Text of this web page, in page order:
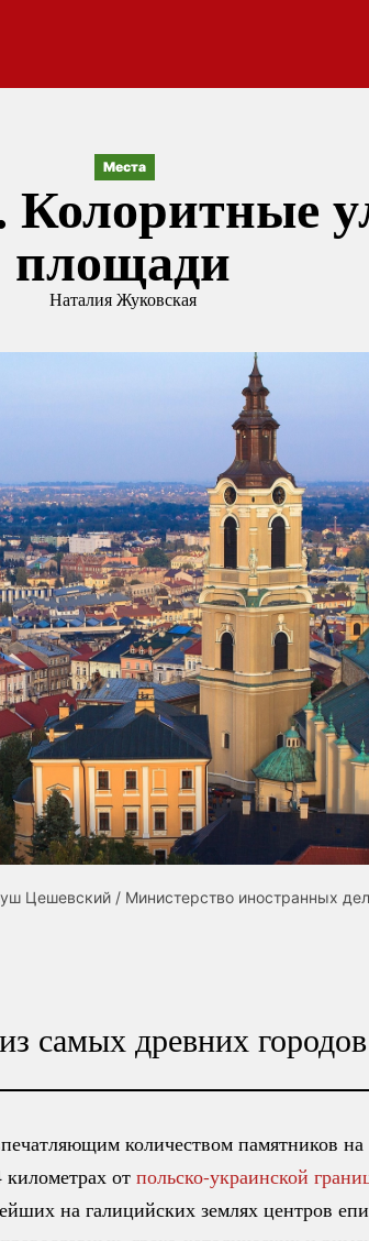
Места
площади
Наталия Жуковская
Цешевский / Министерство иностранных
самых древних
количеством памятников
от польско-украинской
на галицийских землях центров